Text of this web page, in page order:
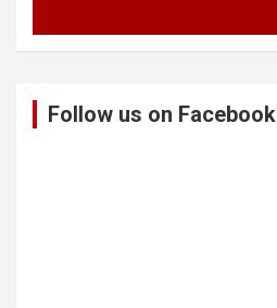
Follow us on Facebook